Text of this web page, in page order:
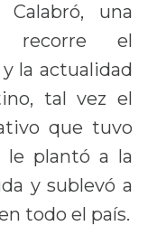
una
recorre el
la actualidad
tal vez el
que tuvo
le plantó a la
y sublevó a
todo el país.